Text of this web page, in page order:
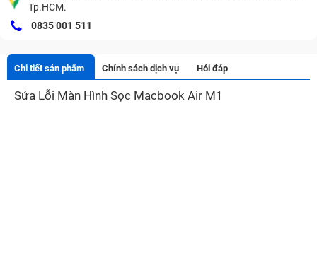
Tp.HCM.
0835 001 511
Chi tiết sản phẩm Chính sách dịch vụ Hỏi đáp
Sửa Lỗi Màn Hình Sọc Macbook Air M1